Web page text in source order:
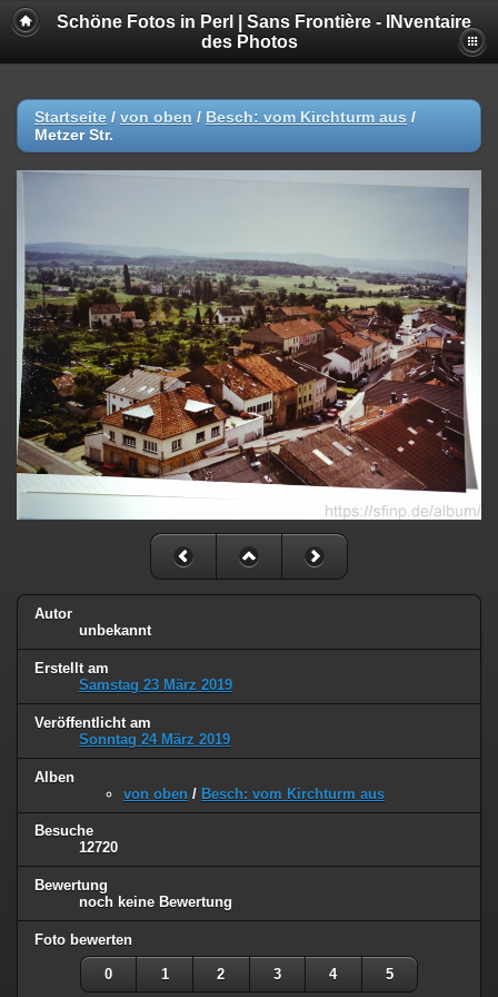
Schöne Fotos in Perl | Sans Frontière - INventaire
des Photos
Startseite / von oben / Besch: vom Kirchturm aus /
Metzer Str.
Autor
unbekannt
Erstellt am
Samstag 23 März 2019
Veröffentlicht am
Sonntag 24 März 2019
Alben
von oben / Besch: vom Kirchturm aus
Besuche
12720
Bewertung
noch keine Bewertung
Foto bewerten
0 1 2 3 4 5